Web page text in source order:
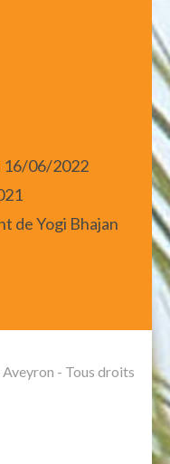
16/06/2022
de Yogi Bhajan
- Tous droits